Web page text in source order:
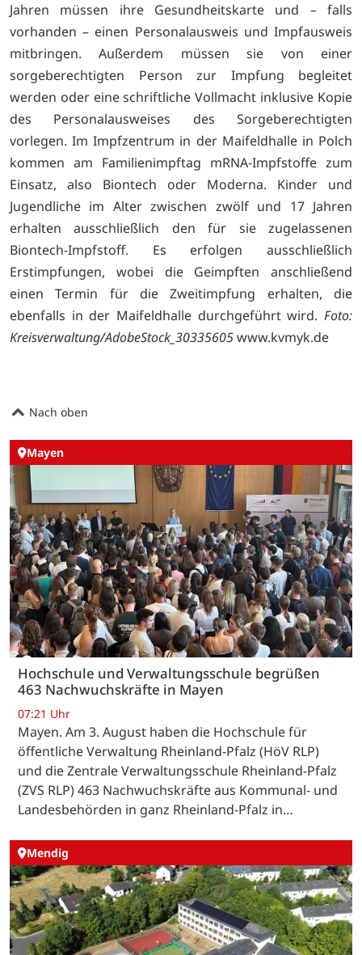
Jahren müssen ihre Gesundheitskarte und – falls
vorhanden – einen Personalausweis und Impfausweis
mitbringen. Außerdem müssen sie von einer
sorgeberechtigten Person zur Impfung begleitet
werden oder eine schriftliche Vollmacht inklusive Kopie
des Personalausweises des Sorgeberechtigten
vorlegen. Im Impfzentrum in der Maifeldhalle in Polch
kommen am Familienimpftag mRNA-Impfstoffe zum
Einsatz, also Biontech oder Moderna. Kinder und
Jugendliche im Alter zwischen zwölf und 17 Jahren
erhalten ausschließlich den für sie zugelassenen
Biontech-Impfstoff. Es erfolgen ausschließlich
Erstimpfungen, wobei die Geimpften anschließend
einen Termin für die Zweitimpfung erhalten, die
ebenfalls in der Maifeldhalle durchgeführt wird. Foto:
Kreisverwaltung/AdobeStock_30335605www.kvmyk.de
Nach oben
Mayen
Hochschule und Verwaltungsschule begrüßen
463 Nachwuchskräfte in Mayen
07:21 Uhr
Mayen. Am 3. August haben die Hochschule für
öffentliche Verwaltung Rheinland-Pfalz (HöV RLP)
und die Zentrale Verwaltungsschule Rheinland-Pfalz
(ZVS RLP) 463 Nachwuchskräfte aus Kommunal- und
Landesbehörden in ganz Rheinland-Pfalz in…
Mendig